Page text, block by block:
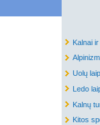
Kalnai
Uolų
Ledo
Kalnų
Kitos